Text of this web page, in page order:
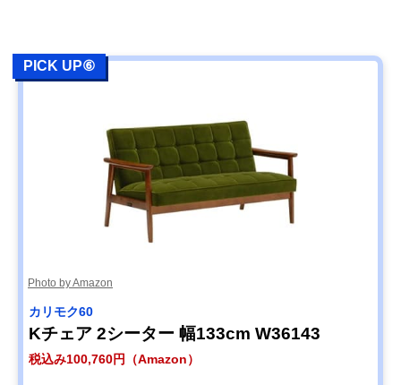
PICK UP⑥
Photo by Amazon
カリモク60
Kチェア 2シーター 幅133cm W36143
税込み100,760円（Amazon）